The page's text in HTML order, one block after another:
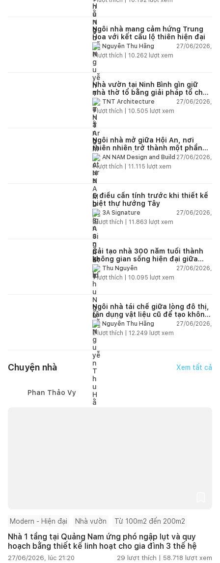
Ngôi nhà mang cảm hứng Trung
Hoa với kết cấu lộ thiên hiện đại
Nguyễn Thu Hằng
27/06/2026,
1lượt thích | 10.262 lượt xem
Nhà vườn tại Ninh Bình gìn giữ
nhà thờ tổ bằng giải pháp tổ chức
lại không gian
TNT Architecture
27/06/2026,
1lượt thích | 10.505 lượt xem
Ngôi nhà mở giữa Hội An, nơi
thiên nhiên trở thành một phần
của cuộc sống
AN NAM Design and Build 27/06/2026,
1lượt thích | 11.115 lượt xem
5 điều cần tính trước khi thiết kế
biệt thự hướng Tây
3A Signature
27/06/2026,
2lượt thích | 11.863 lượt xem
Cải tạo nhà 300 năm tuổi thành
không gian sống hiện đại giữa
thiên nhiên
Thu Nguyễn
27/06/2026,
1lượt thích | 10.095 lượt xem
Ngôi nhà tái chế giữa lòng đô thị,
tận dụng vật liệu cũ để tạo không
gian sống linh hoạt
Nguyễn Thu Hằng
27/06/2026,
2lượt thích | 12.249 lượt xem
Chuyện nhà Xem tất cả
Phan Thảo Vy
Modern - Hiện đại Nhà vườn Từ 100m2 đến 200m2
Nhà 1 tầng tại Quảng Nam ứng phó ngập lụt và quy
hoạch bằng thiết kế linh hoạt cho gia đình 3 thế hệ
27/06/2026, lúc 21:20 29 lượt thích | 58.718 lượt xem